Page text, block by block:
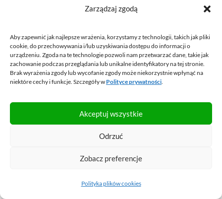
Zarządzaj zgodą
Aby zapewnić jak najlepsze wrażenia, korzystamy z technologii, takich jak pliki
cookie, do przechowywania i/lub uzyskiwania dostępu do informacji o
urządzeniu. Zgoda na te technologie pozwoli nam przetwarzać dane, takie jak
zachowanie podczas przeglądania lub unikalne identyfikatory na tej stronie.
Brak wyrażenia zgody lub wycofanie zgody może niekorzystnie wpłynąć na
niektóre cechy i funkcje. Szczegóły w Polityce prywatności.
Akceptuj wszystkie
Odrzuć
Zobacz preferencje
Polityka plików cookies
Dokładnie w dniu ostatniego komentarza pod tym
tematem skontaktowałem się z Panem Tomaszem
Orlikiem w sprawie mojej sytuacji finansowej, która nie
należała do ciekawych. Teraz – ponad rok po tym
czystą kartą. Droga była długa, pełna przygotowań i
nerwów – kosztowało to mnie i moją rodzinę naprawdę
ani z żadną inną z 7 kancelarii, do których wcześniej
Tomaszem Orlikiem.